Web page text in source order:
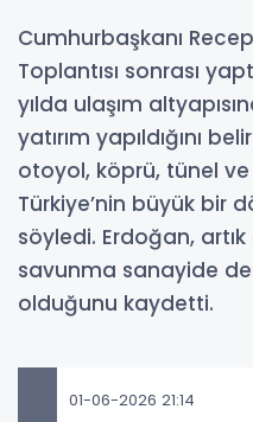
Cumhurbaşkanı
Toplantısı sonrası
yılda ulaşım
yatırım yapıldığını
otoyol, köprü, tünel ve
Türkiye’nin büyük bir
söyledi. Erdoğan,
savunma sanayide
olduğunu kaydetti.
01-06-2026 21:14